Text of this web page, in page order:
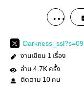
Darkness_ssl?s=09
งานเขียน 1 เรื่อง
อ่าน 4.7K ครั้ง
ติดตาม 10 คน